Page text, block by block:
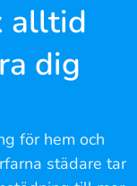
alltid
dig
för hem och
städare tar